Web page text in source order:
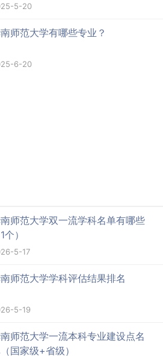
5-20
师范大学有哪些专业？
6-20
师范大学双一流学科名单有哪些
1个）
5-17
师范大学学科评估结果排名
5-19
师范大学一流本科专业建设点名
国家级+省级）